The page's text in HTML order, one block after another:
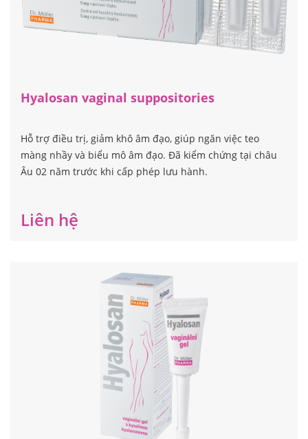
Hỗ trợ điều trị, giảm khô âm đạo, giúp ngăn việc teo
màng nhầy và biểu mô âm đạo. Đã kiểm chứng tại châu